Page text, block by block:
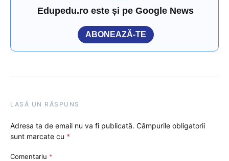
Edupedu.ro este și pe Google News
ABONEAZĂ-TE
LASĂ UN RĂSPUNS
Adresa ta de email nu va fi publicată. Câmpurile obligatorii
sunt marcate cu *
Comentariu *